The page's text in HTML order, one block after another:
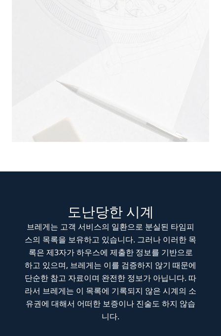
도난당한 시계
브레게는 고객 서비스의 일환으로 분실된 타임피
스의 목록을 보유하고 있습니다. 그러나 이러한 목
록은 제3자가 하우스에 제출한 정보를 기반으로
하고 있으며, 브레게는 이를 검증하지 않기 때문에
단순한 참고 자료이며 완전한 정보가 아닙니다. 따
라서 브레게는 이 목록에 기록되지 않은 시계의 소
유권에 대해서 어떠한 보증이나 진술도 하지 않습
니다.